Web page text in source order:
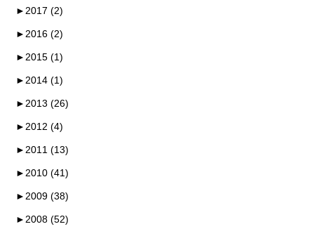
► 2017 (2)
► 2016 (2)
► 2015 (1)
► 2014 (1)
► 2013 (26)
► 2012 (4)
► 2011 (13)
► 2010 (41)
► 2009 (38)
► 2008 (52)